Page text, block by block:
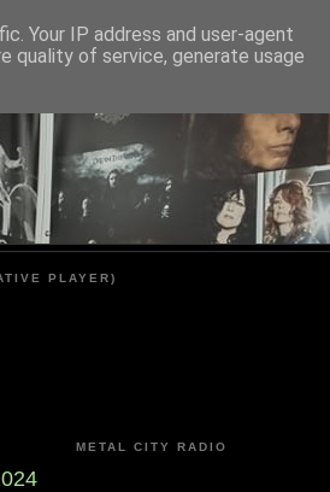
PLAYER)
METAL CITY RADIO
Your IP address and user-agent
quality of service, generate usage